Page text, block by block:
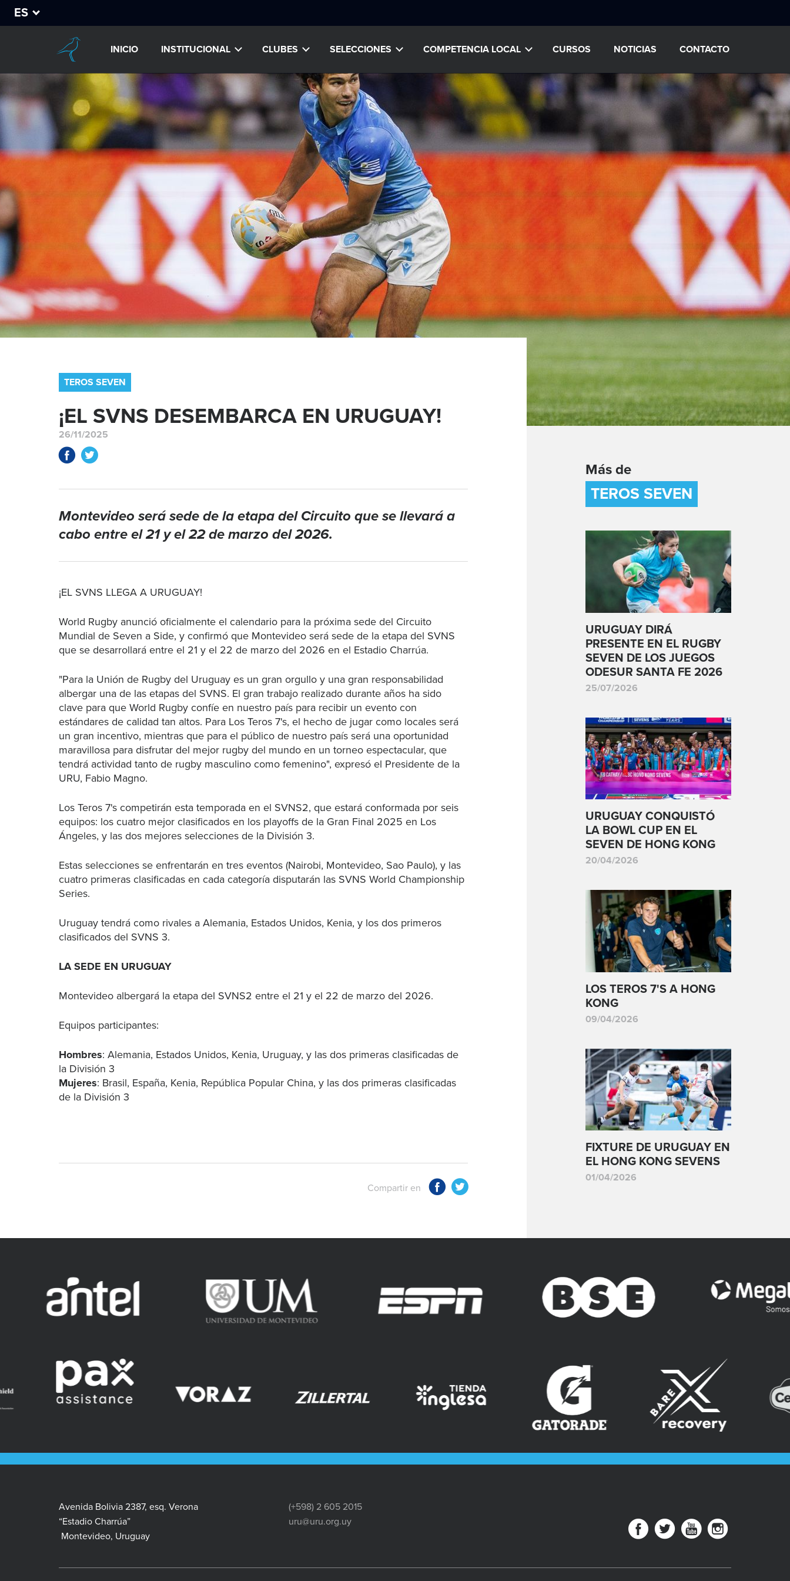
ES
INICIO INSTITUCIONAL CLUBES SELECCIONES COMPETENCIA LOCAL CURSOS NOTICIAS CONTACTO
TEROS SEVEN
¡EL SVNS DESEMBARCA EN URUGUAY!
26/11/2025
Montevideo será sede de la etapa del Circuito que se llevará a
cabo entre el 21 y el 22 de marzo del 2026.
¡EL SVNS LLEGA A URUGUAY!
World Rugby anunció oficialmente el calendario para la próxima sede del Circuito
Mundial de Seven a Side, y confirmó que Montevideo será sede de la etapa del SVNS
que se desarrollará entre el 21 y el 22 de marzo del 2026 en el Estadio Charrúa.
"Para la Unión de Rugby del Uruguay es un gran orgullo y una gran responsabilidad
albergar una de las etapas del SVNS. El gran trabajo realizado durante años ha sido
clave para que World Rugby confíe en nuestro país para recibir un evento con
estándares de calidad tan altos. Para Los Teros 7's, el hecho de jugar como locales será
un gran incentivo, mientras que para el público de nuestro país será una oportunidad
maravillosa para disfrutar del mejor rugby del mundo en un torneo espectacular, que
tendrá actividad tanto de rugby masculino como femenino", expresó el Presidente de la
URU, Fabio Magno.
Los Teros 7's competirán esta temporada en el SVNS2, que estará conformada por seis
equipos: los cuatro mejor clasificados en los playoffs de la Gran Final 2025 en Los
Ángeles, y las dos mejores selecciones de la División 3.
Estas selecciones se enfrentarán en tres eventos (Nairobi, Montevideo, Sao Paulo), y las
cuatro primeras clasificadas en cada categoría disputarán las SVNS World Championship
Series.
Uruguay tendrá como rivales a Alemania, Estados Unidos, Kenia, y los dos primeros
clasificados del SVNS 3.
LA SEDE EN URUGUAY
Montevideo albergará la etapa del SVNS2 entre el 21 y el 22 de marzo del 2026.
Equipos participantes:
Hombres: Alemania, Estados Unidos, Kenia, Uruguay, y las dos primeras clasificadas de
la División 3
Mujeres: Brasil, España, Kenia, República Popular China, y las dos primeras clasificadas
de la División 3
Compartir en
Más de
TEROS SEVEN
URUGUAY DIRÁ
PRESENTE EN EL RUGBY
SEVEN DE LOS JUEGOS
ODESUR SANTA FE 2026
25/07/2026
URUGUAY CONQUISTÓ
LA BOWL CUP EN EL
SEVEN DE HONG KONG
20/04/2026
LOS TEROS 7'S A HONG
KONG
09/04/2026
FIXTURE DE URUGUAY EN
EL HONG KONG SEVENS
01/04/2026
Avenida Bolivia 2387, esq. Verona
“Estadio Charrúa”
Montevideo, Uruguay
(+598) 2 605 2015
uru@uru.org.uy